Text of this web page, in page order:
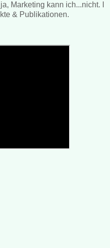
Marketing kann ich...nicht. I
& Publikationen.